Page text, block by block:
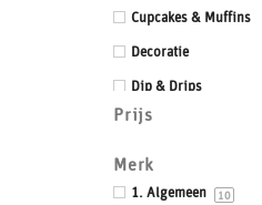
Cupcakes & Muffins
Decoratie
Dip & Drips
Dozen & Dummies
Drums & Boards
Eetbaar kant
Prijs
Merk
1. Algemeen 10